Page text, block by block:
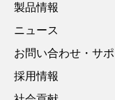
製品情報
ニュース
お問い合わせ・サポ
採用情報